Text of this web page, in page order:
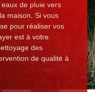
de pluie vers
maison. Si vous
pour réaliser vos
est à votre
des
de qualité à